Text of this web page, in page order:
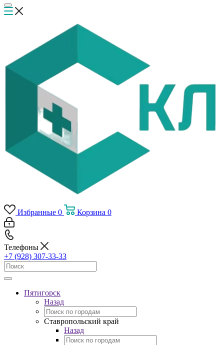
Избранные 0 Корзина 0
Телефоны
+7 (928) 307-33-33
Пятигорск
Назад
Ставропольский край
Назад